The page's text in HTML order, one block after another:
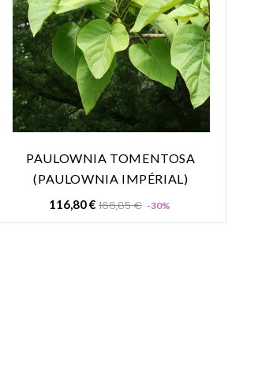
PAULOWNIA TOMENTOSA
(PAULOWNIA IMPÉRIAL)
116,80 € Prix
de
166,85 € -30%